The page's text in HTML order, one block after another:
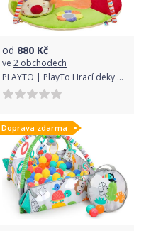
od 880 Kč
ve 2 obchodech
PLAYTO | PlayTo Hrací deky | Hrací deka PlayTo stonožka s hračkou | Multicolor |
Doprava zdarma